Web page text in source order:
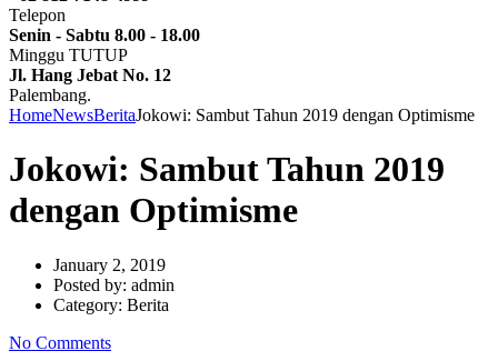
Telepon
Senin - Sabtu 8.00 - 18.00
Minggu TUTUP
Jl. Hang Jebat No. 12
Palembang.
HomeNewsBeritaJokowi: Sambut Tahun 2019 dengan Optimisme
Jokowi: Sambut Tahun 2019
dengan Optimisme
January 2, 2019
Posted by: admin
Category: Berita
No Comments